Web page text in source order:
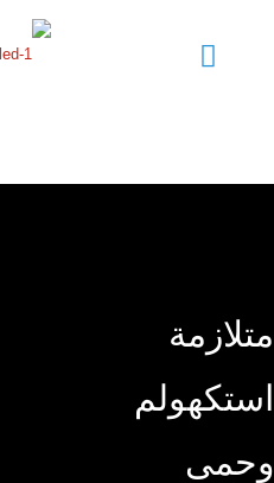
متلازمة
استكهولم
وحمى